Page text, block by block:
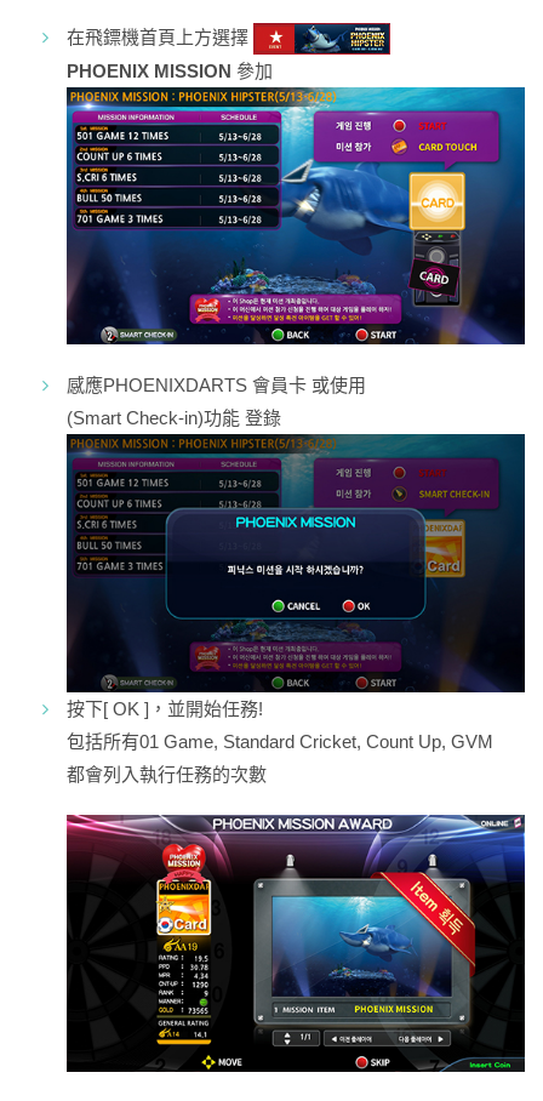
在飛鏢機首頁上方選擇
PHOENIX MISSION 參加
感應PHOENIXDARTS 會員卡 或使用
(Smart Check-in)功能 登錄
按下[ OK ]，並開始任務!
包括所有01 Game, Standard Cricket, Count Up, GVM
都會列入執行任務的次數